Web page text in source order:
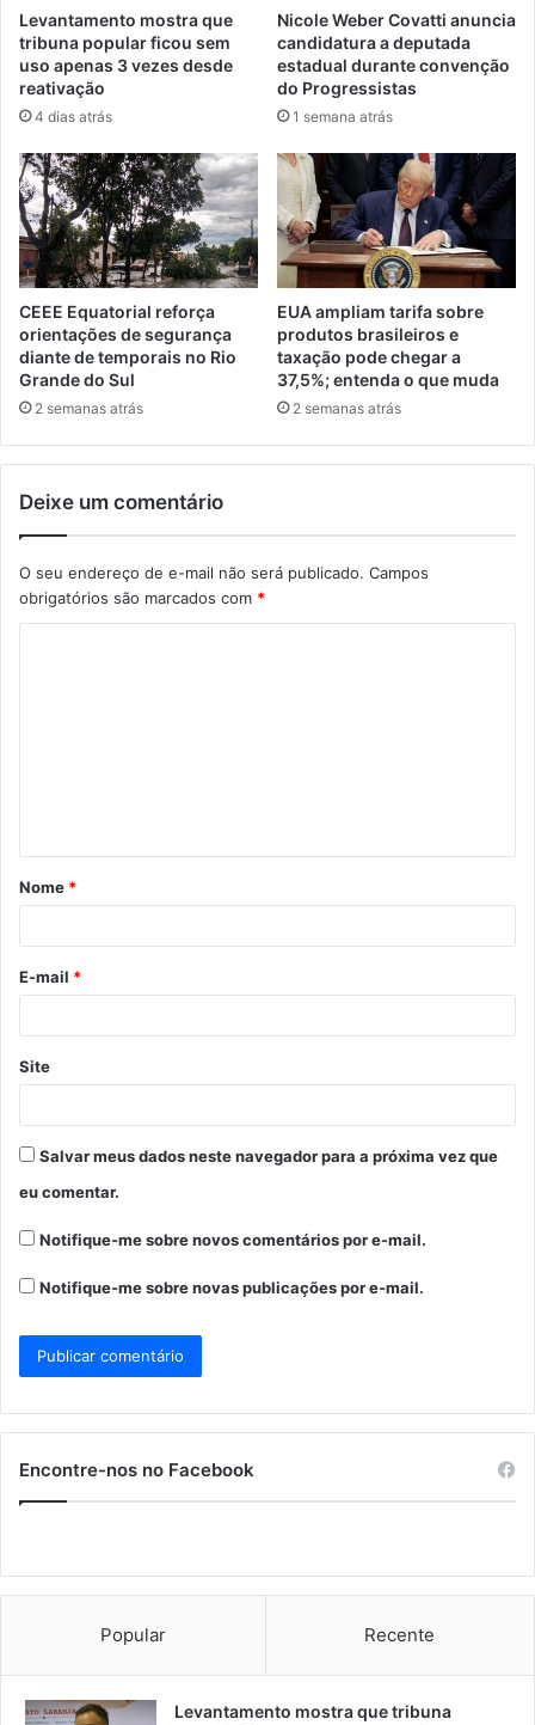
Levantamento mostra que
tribuna popular ficou sem
uso apenas 3 vezes desde
reativação
4 dias atrás
Nicole Weber Covatti anuncia
candidatura a deputada
estadual durante convenção
do Progressistas
1 semana atrás
CEEE Equatorial reforça
orientações de segurança
diante de temporais no Rio
Grande do Sul
2 semanas atrás
EUA ampliam tarifa sobre
produtos brasileiros e
taxação pode chegar a
37,5%; entenda o que muda
2 semanas atrás
Deixe um comentário
O seu endereço de e-mail não será publicado. Campos
obrigatórios são marcados com *
á
r
*
Nome *
E-mail *
Site
Salvar meus dados neste navegador para a próxima vez que
eu comentar.
Notifique-me sobre novos comentários por e-mail.
Notifique-me sobre novas publicações por e-mail.
Encontre-nos no Facebook
Popular Recente
Levantamento mostra que tribuna